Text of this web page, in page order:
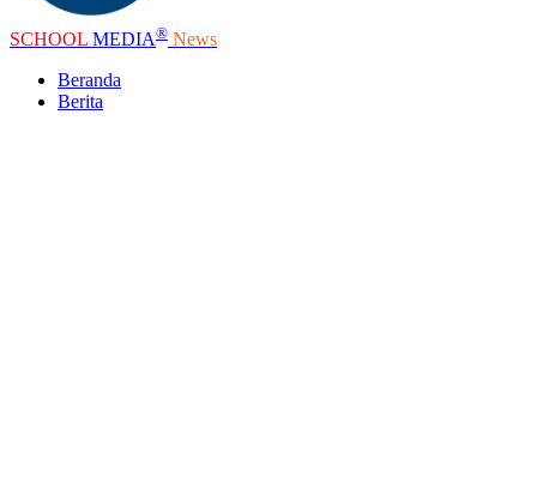
SCHOOL MEDIA® News
Beranda
Berita